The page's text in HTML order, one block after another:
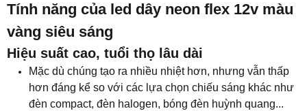
Tính năng của led dây neon flex 12v màu
vàng siêu sáng
Hiệu suất cao, tuổi thọ lâu dài
Mặc dù chúng tạo ra nhiều nhiệt hơn, nhưng vẫn thấp
hơn đáng kể so với các lựa chọn chiếu sáng khác như
đèn compact, đèn halogen, bóng đèn huỳnh quang...